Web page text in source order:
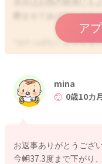
水分はお熱の状況にも
飲ませてあげるとよか
つけっぱなしよりもタ
温度で調整をしていた
保冷剤は、溶けてきた
にするか決めていただ
ア
mina
0歳10カ月
お返事ありがとうござい
今朝37.3度まで下がり